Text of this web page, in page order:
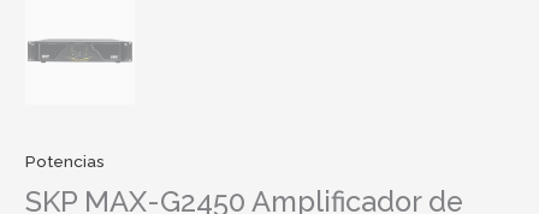
Potencias
SKP MAX-G2450 Amplificador de